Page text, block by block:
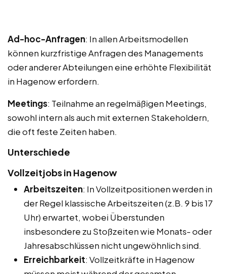
Ad-hoc-Anfragen: In allen Arbeitsmodellen
können kurzfristige Anfragen des Managements
oder anderer Abteilungen eine erhöhte Flexibilität
in Hagenow erfordern.
Meetings: Teilnahme an regelmäßigen Meetings,
sowohl intern als auch mit externen Stakeholdern,
die oft feste Zeiten haben.
Unterschiede
Vollzeitjobs in Hagenow
Arbeitszeiten: In Vollzeitpositionen werden in
der Regel klassische Arbeitszeiten (z.B. 9 bis 17
Uhr) erwartet, wobei Überstunden
insbesondere zu Stoßzeiten wie Monats- oder
Jahresabschlüssen nicht ungewöhnlich sind.
Erreichbarkeit: Vollzeitkräfte in Hagenow